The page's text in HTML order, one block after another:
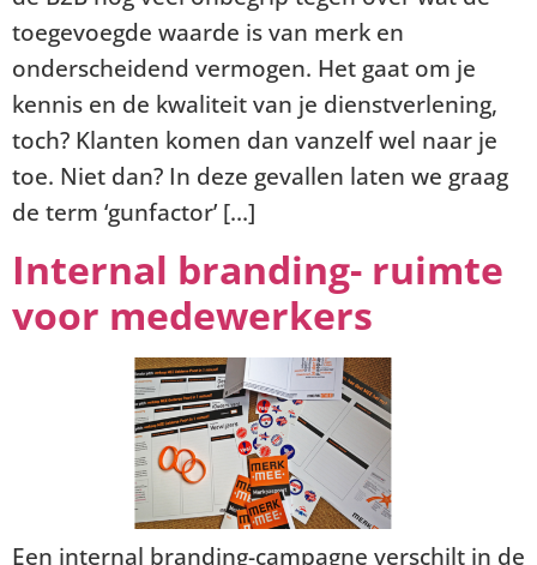
toegevoegde waarde is van merk en
onderscheidend vermogen. Het gaat om je
kennis en de kwaliteit van je dienstverlening,
toch? Klanten komen dan vanzelf wel naar je
toe. Niet dan? In deze gevallen laten we graag
de term ‘gunfactor’ […]
Internal branding- ruimte
voor medewerkers
Een internal branding-campagne verschilt in de